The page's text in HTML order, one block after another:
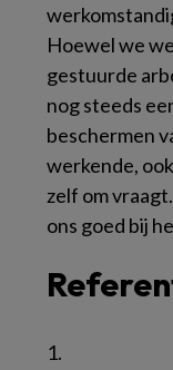
Hoewel we
gestuurde
nog steeds
beschermen
werkende,
zelf om
ons goed bij
1.